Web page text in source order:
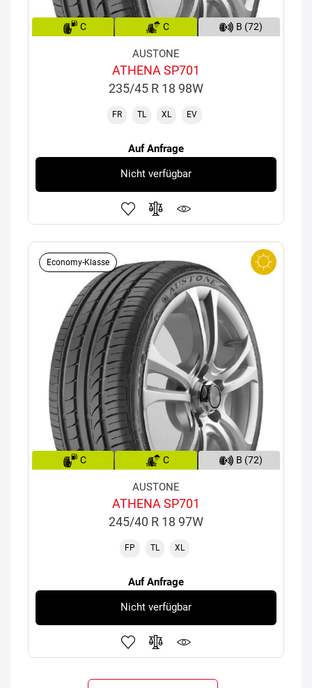
C C B (72)
AUSTONE
ATHENA SP701
235/45 R 18 98W
FR TL XL EV
Auf Anfrage
Nicht verfügbar
Economy-Klasse
C C B (72)
AUSTONE
ATHENA SP701
245/40 R 18 97W
FP TL XL
Auf Anfrage
Nicht verfügbar